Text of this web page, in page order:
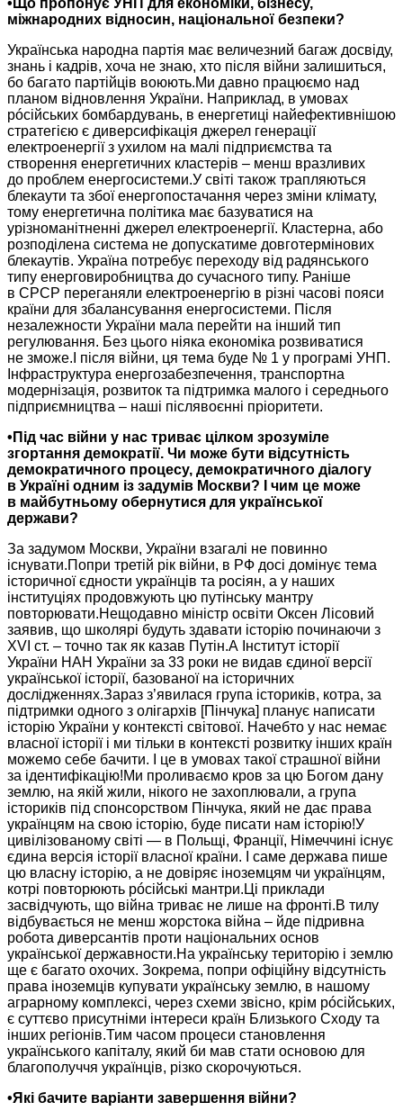
•Що пропонує УНП для економіки, бізнесу,
міжнародних відносин, національної безпеки?
Українська народна партія має величезний багаж досвіду,
знань і кадрів, хоча не знаю, хто після війни залишиться,
бо багато партійців воюють.Ми давно працюємо над
планом відновлення України. Наприклад, в умовах
рóсійських бомбардувань, в енергетиці найефективнішою
стратегією є диверсифікація джерел генерації
електроенергії з ухилом на малі підприємства та
створення енергетичних кластерів – менш вразливих
до проблем енергосистеми.У світі також трапляються
блекаути та збої енергопостачання через зміни клімату,
тому енергетична політика має базуватися на
урізноманітненні джерел електроенергії. Кластерна, або
розподілена система не допускатиме довготермінових
блекаутів. Україна потребує переходу від радянського
типу енерговиробництва до сучасного типу. Раніше
в СРСР переганяли електроенергію в різні часові пояси
країни для збалансування енергосистеми. Після
незалежности України мала перейти на інший тип
регулювання. Без цього ніяка економіка розвиватися
не зможе.І після війни, ця тема буде № 1 у програмі УНП.
Інфраструктура енергозабезпечення, транспортна
модернізація, розвиток та підтримка малого і середнього
підприємництва – наші післявоєнні пріоритети.
•Під час війни у нас триває цілком зрозуміле
згортання демократії. Чи може бути відсутність
демократичного процесу, демократичного діалогу
в Україні одним із задумів Москви? І чим це може
в майбутньому обернутися для української
держави?
За задумом Москви, України взагалі не повинно
існувати.Попри третій рік війни, в РФ досі домінує тема
історичної єдности українців та росіян, а у наших
інституціях продовжують цю путінську мантру
повторювати.Нещодавно міністр освіти Оксен Лісовий
заявив, що школярі будуть здавати історію починаючи з
XVI ст. – точно так як казав Путін.А Інститут історії
України НАН України за 33 роки не видав єдиної версії
української історії, базованої на історичних
дослідженнях.Зараз з’явилася група істориків, котра, за
підтримки одного з олігархів [Пінчука] планує написати
історію України у контексті світової. Начебто у нас немає
власної історії і ми тільки в контексті розвитку інших країн
можемо себе бачити. І це в умовах такої страшної війни
за ідентифікацію!Ми проливаємо кров за цю Богом дану
землю, на якій жили, нікого не захоплювали, а група
істориків під спонсорством Пінчука, який не дає права
українцям на свою історію, буде писати нам історію!У
цивілізованому світі — в Польщі, Франції, Німеччині існує
єдина версія історії власної країни. І саме держава пише
цю власну історію, а не довіряє іноземцям чи українцям,
котрі повторюють рóсійські мантри.Ці приклади
засвідчують, що війна триває не лише на фронті.В тилу
відбувається не менш жорстока війна – йде підривна
робота диверсантів проти національних основ
української державности.На українську територію і землю
ще є багато охочих. Зокрема, попри офіційну відсутність
права іноземців купувати українську землю, в нашому
аграрному комплексі, через схеми звісно, крім рóсійських,
є суттєво присутніми інтереси країн Близького Сходу та
інших регіонів.Тим часом процеси становлення
українського капіталу, який би мав стати основою для
благополуччя українців, різко скорочуються.
•Які бачите варіанти завершення війни?